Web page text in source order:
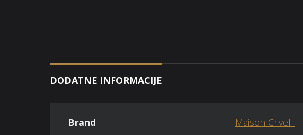
DODATNE INFORMACIJE
Brand
Maison Crivelli